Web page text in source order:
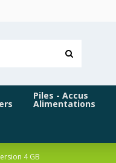
Piles - Accus
Alimentations
4 GB